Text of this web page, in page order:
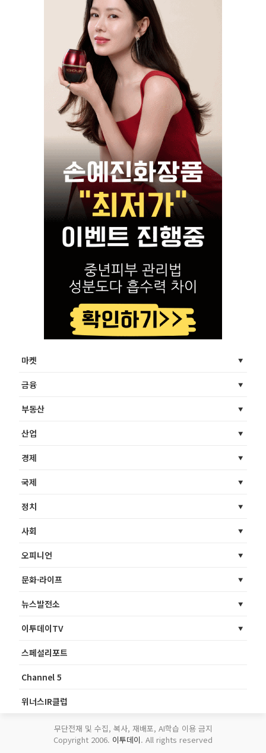
마켓
금융
부동산
산업
경제
국제
정치
사회
오피니언
문화·라이프
뉴스발전소
이투데이TV
스페셜리포트
Channel 5
위너스IR클럽
무단전재 및 수집, 복사, 재배포, AI학습 이용 금지
Copyright 2006. 이투데이. All rights reserved